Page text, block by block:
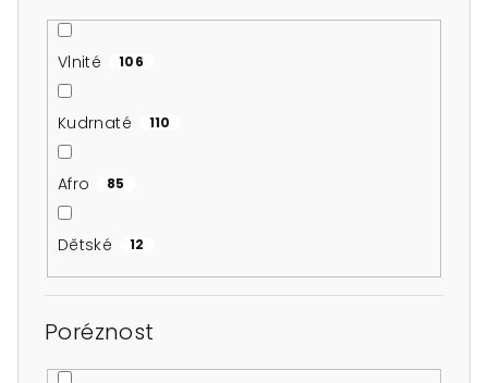
Vlnité 106
Kudrnaté 110
Afro 85
Dětské 12
Poréznost